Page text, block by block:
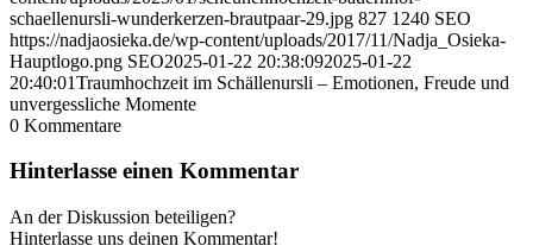
schaellenursli-wunderkerzen-brautpaar-29.jpg 827 1240 SEO
https://nadjaosieka.de/wp-content/uploads/2017/11/Nadja_Osieka-
Hauptlogo.png SEO2025-01-22 20:38:092025-01-22
20:40:01Traumhochzeit im Schällenursli – Emotionen, Freude und
unvergessliche Momente
0 Kommentare
Hinterlasse einen Kommentar
An der Diskussion beteiligen?
Hinterlasse uns deinen Kommentar!